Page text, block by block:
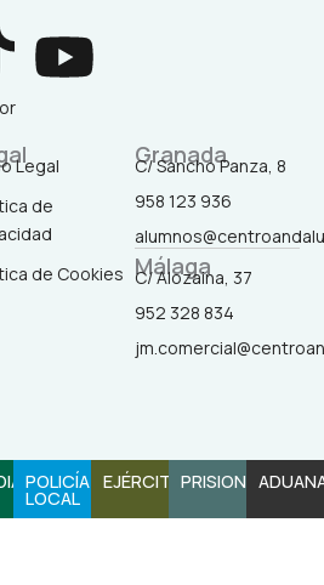
Y
u
Legal
de
de Cookies
Granada
C/ Sancho Panza, 8
958 123 936
Málaga
C/ Alozaina, 37
952 328 834
POLICÍA
LOCAL
EJÉRCITOPRISIONES